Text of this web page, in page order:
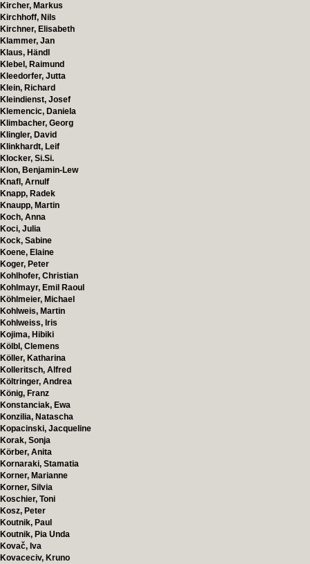
Kircher, Markus
Kirchhoff, Nils
Kirchner, Elisabeth
Klammer, Jan
Klaus, Händl
Klebel, Raimund
Kleedorfer, Jutta
Klein, Richard
Kleindienst, Josef
Klemencic, Daniela
Klimbacher, Georg
Klingler, David
Klinkhardt, Leif
Klocker, Si.Si.
Klon, Benjamin-Lew
Knafl, Arnulf
Knapp, Radek
Knaupp, Martin
Koch, Anna
Koci, Julia
Kock, Sabine
Koene, Elaine
Koger, Peter
Kohlhofer, Christian
Kohlmayr, Emil Raoul
Köhlmeier, Michael
Kohlweis, Martin
Kohlweiss, Iris
Kojima, Hibiki
Kölbl, Clemens
Köller, Katharina
Kolleritsch, Alfred
Költringer, Andrea
König, Franz
Konstanciak, Ewa
Konzilia, Natascha
Kopacinski, Jacqueline
Korak, Sonja
Körber, Anita
Kornaraki, Stamatia
Korner, Marianne
Korner, Silvia
Koschier, Toni
Kosz, Peter
Koutnik, Paul
Koutnik, Pia Unda
Kovač, Iva
Kovaceciv, Kruno